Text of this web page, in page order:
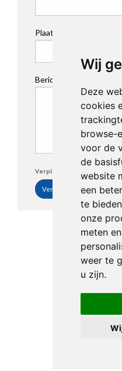
Wij
Deze
cookies
browse-
voor de
de
website
een
te bieden
onze
meten
weer te
u zijn.
Plaats
Bericht *
Verplichte velden *